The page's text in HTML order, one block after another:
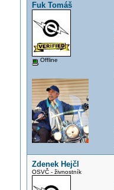
Fuk Tomáš
Offline
Zdenek Hejčl
OSVČ - živnostník